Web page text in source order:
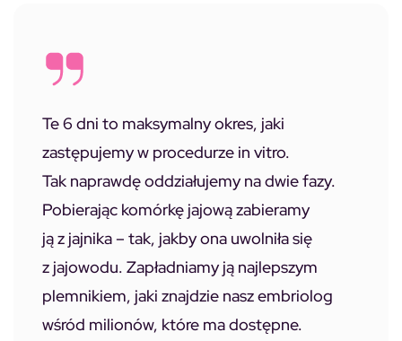
Te 6 dni to maksymalny okres, jaki
zastępujemy w procedurze in vitro.
Tak naprawdę oddziałujemy na dwie fazy.
Pobierając komórkę jajową zabieramy
ją z jajnika – tak, jakby ona uwolniła się
z jajowodu. Zapładniamy ją najlepszym
plemnikiem, jaki znajdzie nasz embriolog
wśród milionów, które ma dostępne.